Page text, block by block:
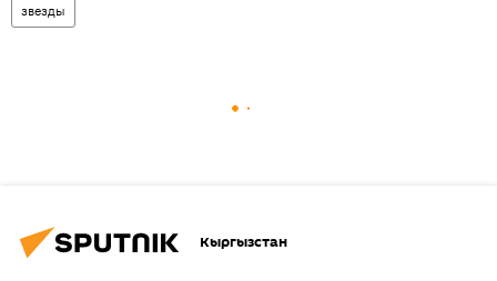
звезды
Кыргызстан